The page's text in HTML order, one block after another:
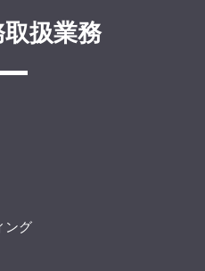
扱業務
ング